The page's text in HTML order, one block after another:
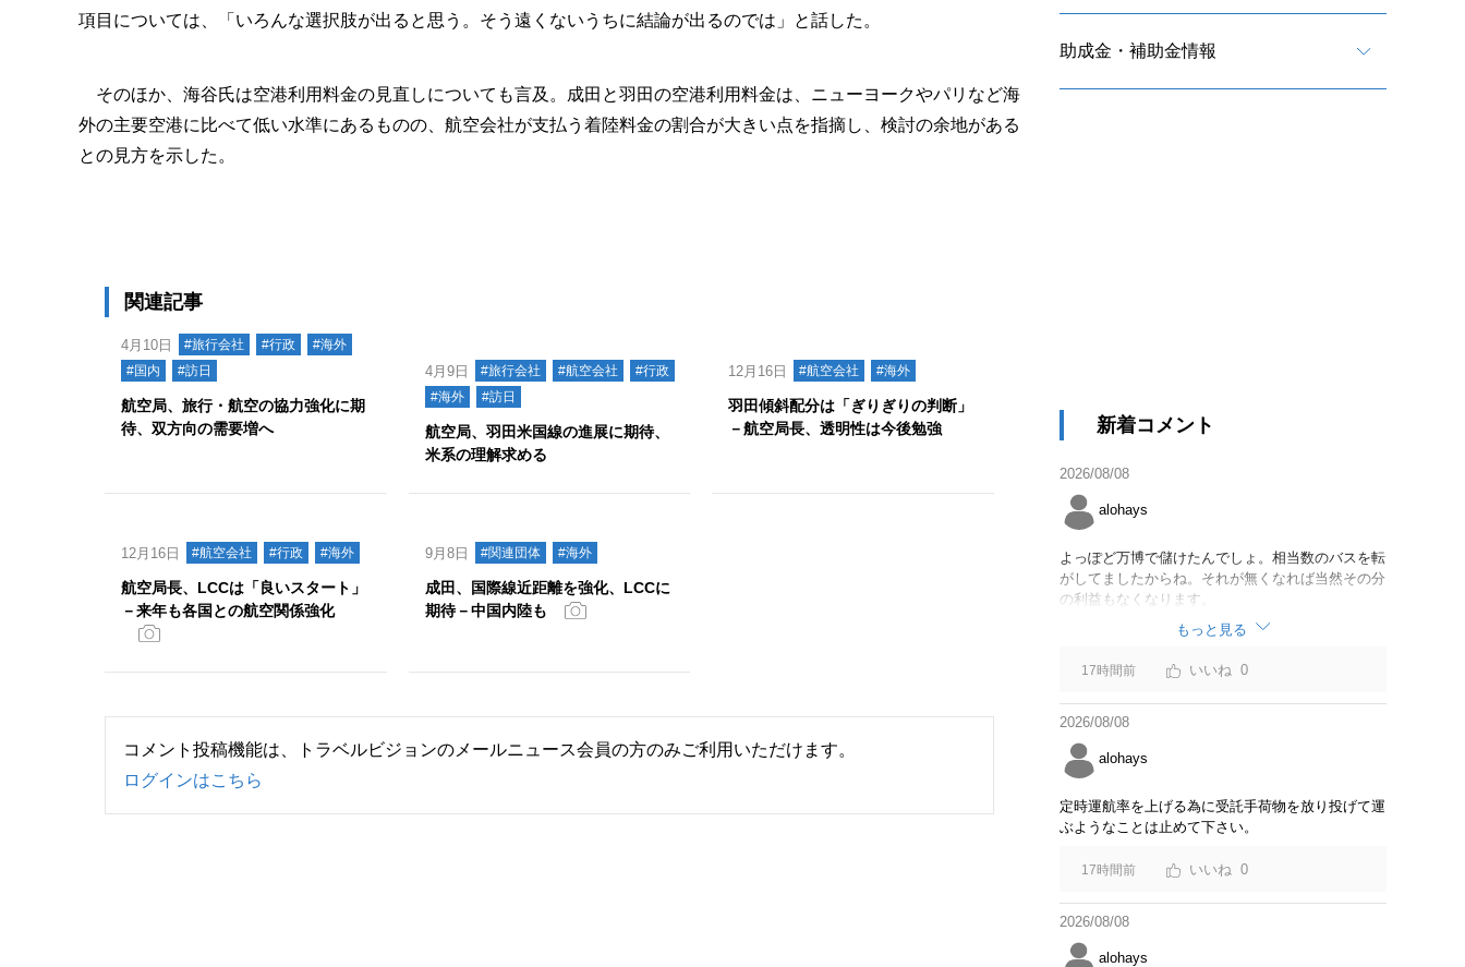
項目については、「いろんな選択肢が出ると思う。そう遠くないうちに結論が出るのでは」と話した。
そのほか、海谷氏は空港利用料金の見直しについても言及。成田と羽田の空港利用料金は、ニューヨークやパリなど海
外の主要空港に比べて低い水準にあるものの、航空会社が支払う着陸料金の割合が大きい点を指摘し、検討の余地がある
との見方を示した。
関連記事
4月10日 #旅行会社 #行政
#海外
#国内
#訪日
航空局、旅行・航空の協力強化に期
待、双方向の需要増へ
4月9日 #旅行会社 #航空会社
#行政
#海外
#訪日
航空局、羽田米国線の進展に期待、
米系の理解求める
12月16日 #航空会社 #海外
羽田傾斜配分は「ぎりぎりの判断」
－航空局長、透明性は今後勉強
12月16日 #航空会社 #行政 #海外
航空局長、LCCは「良いスタート」
－来年も各国との航空関係強化
9月8日 #関連団体 #海外
成田、国際線近距離を強化、LCCに
期待－中国内陸も
コメント投稿機能は、トラベルビジョンのメールニュース会員の方のみご利用いただけます。
ログインはこちら
助成金・補助金情報
新着コメント
2026/08/08
alohays
よっぽど万博で儲けたんでしょ。相当数のバスを転
がしてましたからね。それが無くなれば当然その分
の利益もなくなります。
もっと見る
17時間前 0
2026/08/08
alohays
定時運航率を上げる為に受託手荷物を放り投げて運
ぶようなことは止めて下さい。
17時間前 0
2026/08/08
alohays